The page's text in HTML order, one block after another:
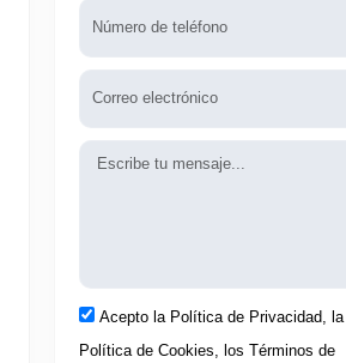
Mensaje
Aceptación
Acepto la Política de Privacidad, la
Política de Cookies, los Términos de